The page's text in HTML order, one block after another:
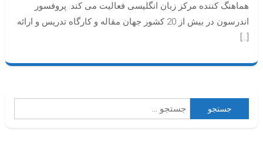
هماهنگ کننده مرکز زبان انگلیسی فعالیت می کند. پروفسور
اندرسون در بیش از 20 کشور جهان مقاله و کارگاه تدریس و ارائه
[…]
برای: